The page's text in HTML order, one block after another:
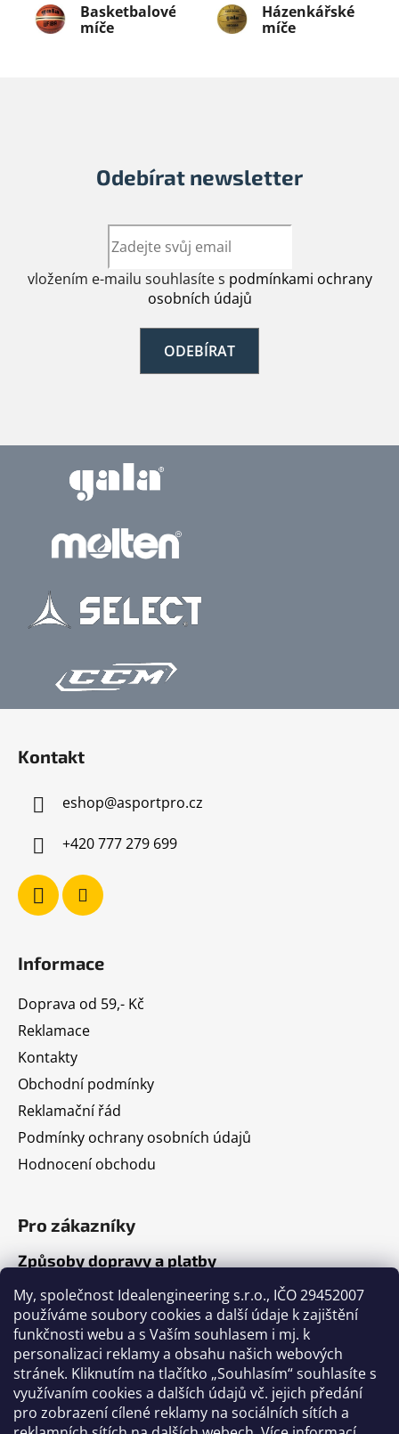
My, společnost Idealengineering s.r.o., IČO 29452007
používáme soubory cookies a další údaje k zajištění
funkčnosti webu a s Vaším souhlasem i mj. k
personalizaci reklamy a obsahu našich webových
stránek. Kliknutím na tlačítko „Souhlasím“ souhlasíte s
využívaním cookies a dalších údajů vč. jejich předání
pro zobrazení cílené reklamy na sociálních sítích a
Basketbalové
míče
Házenkářské
míče
Odebírat newsletter
vložením e-mailu souhlasíte s podmínkami ochrany
osobních údajů
ODEBÍRAT
Kontakt
eshop@asportpro.cz
+420 777 279 699
Informace
Doprava od 59,- Kč
Reklamace
Kontakty
Obchodní podmínky
Reklamační řád
Podmínky ochrany osobních údajů
Hodnocení obchodu
Pro zákazníky
Způsoby dopravy a platby
Jak nakupovat
Články
Výběr volejbalového míče
Výběr fotbalového míče